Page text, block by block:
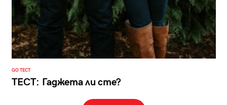
GO ТЕСТ
ТЕСТ: Гаджета ли сте?